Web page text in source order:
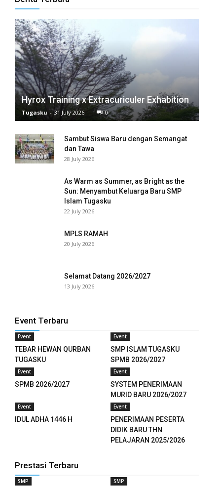
panel
panel
panel
panel
panel
panel
panel
panel
panel
panel
panel
panel
Hyrox Training x Extracuriculer Exhabition
Tugasku - 31 July 2026 0
Sambut Siswa Baru dengan Semangat
dan Tawa
28 July 2026
As Warm as Summer, as Bright as the
Sun: Menyambut Keluarga Baru SMP
Islam Tugasku
22 July 2026
MPLS RAMAH
20 July 2026
Selamat Datang 2026/2027
13 July 2026
Event Terbaru
Event
TEBAR HEWAN QURBAN
TUGASKU
Event
SMP ISLAM TUGASKU
SPMB 2026/2027
Event
SPMB 2026/2027
Event
SYSTEM PENERIMAAN
MURID BARU 2026/2027
Event
IDUL ADHA 1446 H
Event
PENERIMAAN PESERTA
DIDIK BARU THN
PELAJARAN 2025/2026
Prestasi Terbaru
SMP SMP